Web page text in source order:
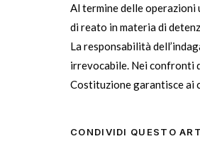
Al termine delle
di reato in materia di
La responsabilità
irrevocabile. Nei confronti
Costituzione garantisce ai
CONDIVIDI QUESTO